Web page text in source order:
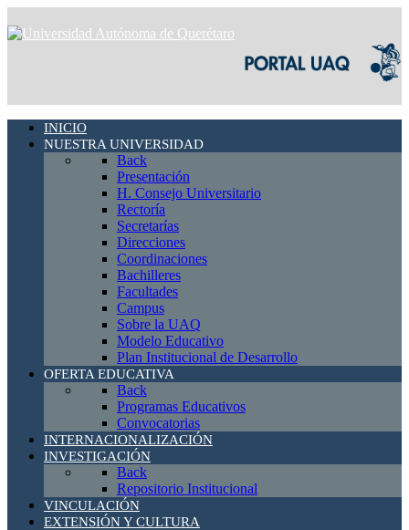
INICIO
NUESTRA UNIVERSIDAD
Back
Presentación
H. Consejo Universitario
Rectoría
Secretarías
Direcciones
Coordinaciones
Bachilleres
Facultades
Campus
Sobre la UAQ
Modelo Educativo
Plan Institucional de Desarrollo
OFERTA EDUCATIVA
Back
Programas Educativos
Convocatorias
INTERNACIONALIZACIÓN
INVESTIGACIÓN
Back
Repositorio Institucional
VINCULACIÓN
EXTENSIÓN Y CULTURA